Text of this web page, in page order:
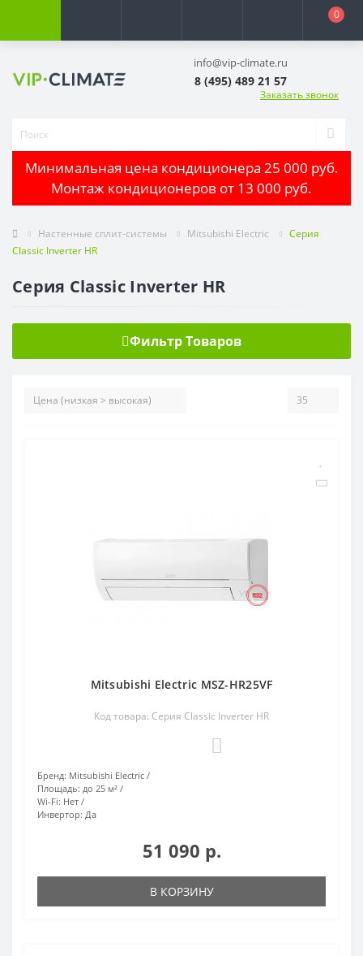
0
info@vip-climate.ru
8 (495) 489 21 57
Заказать звонок
Минимальная цена кондиционера 25 000 руб.
Монтаж кондиционеров от 13 000 руб.
Настенные сплит-системы Mitsubishi Electric
Серия
Classic Inverter HR
Серия Classic Inverter HR
Фильтр Товаров
Mitsubishi Electric MSZ-HR25VF
Код товара: Серия Classic Inverter HR
Бренд: Mitsubishi Electric
Площадь: до 25 м²
Wi-Fi: Нет
Инвертор: Да
51 090 р.
В КОРЗИНУ